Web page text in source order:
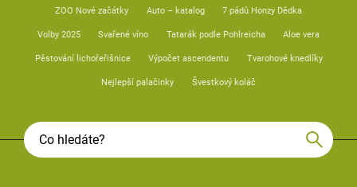
ZOO Nové začátky Auto – katalog 7 pádů Honzy Dědka
Volby 2025 Svařené víno Tatarák podle Pohlreicha Aloe vera
Pěstování lichořeřišnice Výpočet ascendentu Tvarohové knedlíky
Nejlepší palačinky Švestkový koláč